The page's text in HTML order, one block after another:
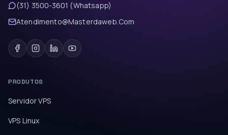
(31) 3500-3601 (Whatsapp)
Atendimento@Masterdaweb.Com
PRODUTOS
Servidor VPS
VPS Linux